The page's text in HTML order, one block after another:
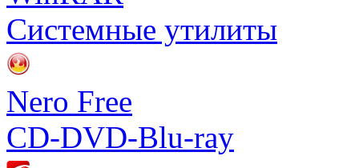
Системные утилиты
Nero Free
CD-DVD-Blu-ray